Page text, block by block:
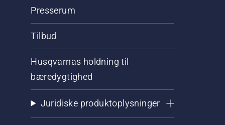
Presserum
Tilbud
Husqvarnas holdning til
bæredygtighed
Juridiske produktoplysninger